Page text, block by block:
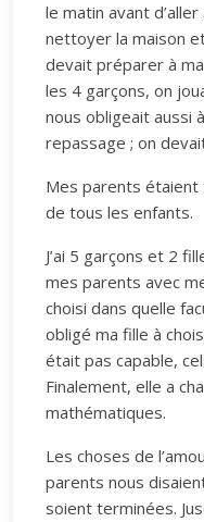
le matin avant
nettoyer la maison
devait préparer à
les 4 garçons, on
nous obligeait aussi
repassage ; on
Mes parents
de tous les enfants.
J’ai 5 garçons et 2
mes parents avec
choisi dans quelle
obligé ma fille à
était pas capable,
Finalement, elle a
mathématiques.
Les choses de
parents nous
soient terminées.